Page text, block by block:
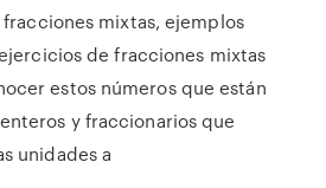
mixtas, ejemplos
de fracciones mixtas
estos números que están
y fraccionarios que
unidades a